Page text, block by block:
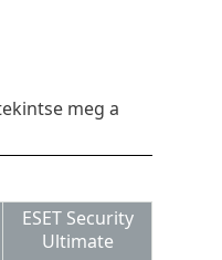
meg a
ESET Security
Ultimate